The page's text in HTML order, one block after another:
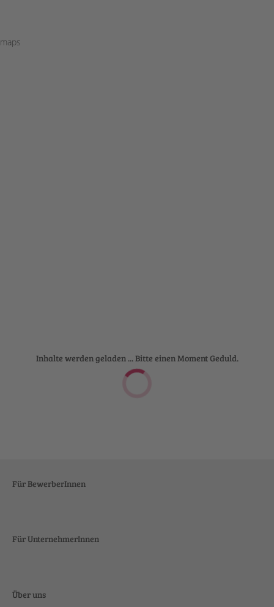
maps
Inhalte werden geladen ... Bitte einen Moment Geduld.
Für BewerberInnen
Für UnternehmerInnen
Über uns